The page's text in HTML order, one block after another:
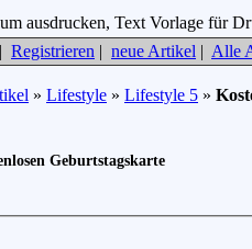
| Registrieren | neue Artikel | Alle
» Lifestyle » Lifestyle 5 »
Geburtstagskarte